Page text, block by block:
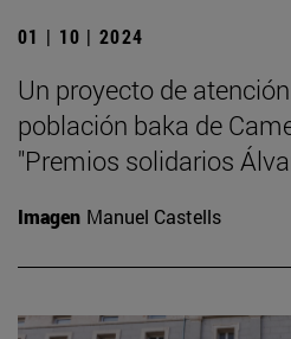
01 | 10 | 2024
Un proyecto de
población baka de
"Premios solidarios
Imagen Manuel Castells